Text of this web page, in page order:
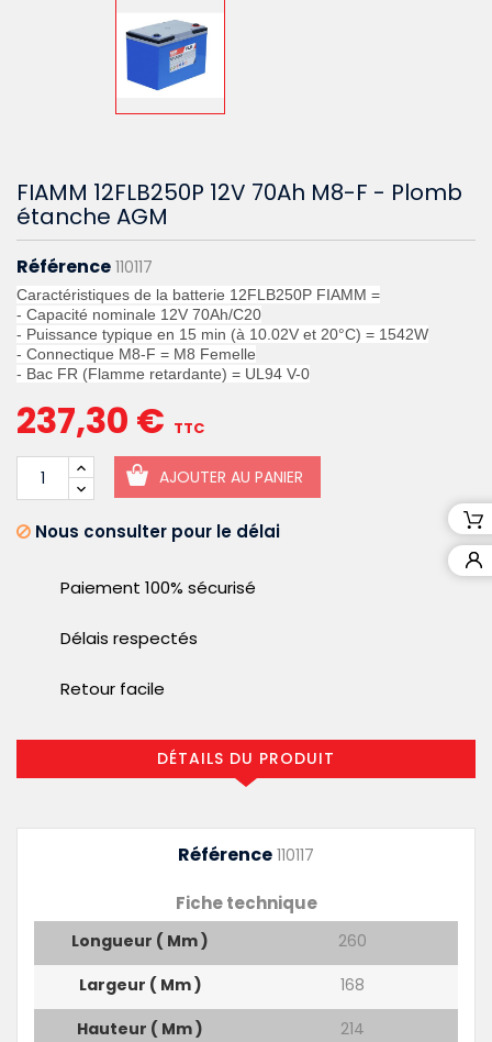
FIAMM 12FLB250P 12V 70Ah M8-F - Plomb
étanche AGM
Référence 110117
Caractéristiques de la batterie 12FLB250P FIAMM =
- Capacité nominale 12V 70Ah/C20
- Puissance typique en 15 min (à 10.02V et 20°C) = 1542W
- Connectique M8-F = M8 Femelle
- Bac FR (Flamme retardante) = UL94 V-0
237,30 € TTC
AJOUTER AU PANIER
Nous consulter pour le délai
Paiement 100% sécurisé
Délais respectés
Retour facile
DÉTAILS DU PRODUIT
Référence 110117
Fiche technique
Longueur ( Mm )
260
Largeur ( Mm )
168
Hauteur ( Mm )
214